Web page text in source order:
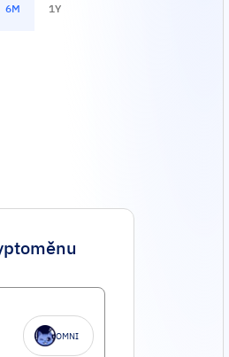
6M 1Y
OMNI